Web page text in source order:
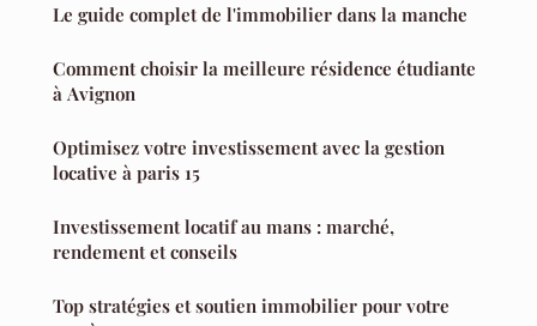
Le guide complet de l'immobilier dans la manche
Comment choisir la meilleure résidence étudiante
à Avignon
Optimisez votre investissement avec la gestion
locative à paris 15
Investissement locatif au mans : marché,
rendement et conseils
Top stratégies et soutien immobilier pour votre